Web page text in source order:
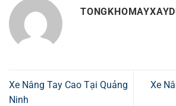
Xe Nâng Tay Cao Tại Quảng
Ninh
Xe